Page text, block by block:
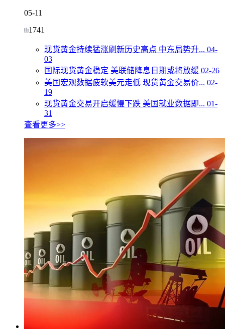
05-11
1741
现货黄金持续猛涨刷新历史高点 中东局势升... 04-
03
国际现货黄金稳定 美联储降息日期或将放缓 02-26
美国宏观数据疲软美元走低 现货黄金交易价... 02-
19
现货黄金交易开启缓慢下跌 美国就业数据即... 01-
31
查看更多>>